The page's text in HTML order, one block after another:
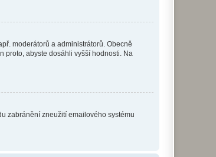
moderátorů a administrátorů. Obecně
proto, abyste dosáhli vyšší hodnosti. Na
zabránění zneužití emailového systému